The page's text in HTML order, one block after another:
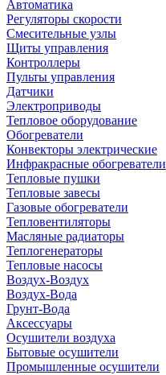
Автоматика
Регуляторы скорости
Смесительные узлы
Щиты управления
Контроллеры
Пульты управления
Датчики
Электроприводы
Тепловое оборудование
Обогреватели
Конвекторы электрические
Инфракрасные обогреватели
Тепловые пушки
Тепловые завесы
Газовые обогреватели
Тепловентиляторы
Масляные радиаторы
Теплогенераторы
Тепловые насосы
Воздух-Воздух
Воздух-Вода
Грунт-Вода
Аксессуары
Осушители воздуха
Бытовые осушители
Промышленные осушители